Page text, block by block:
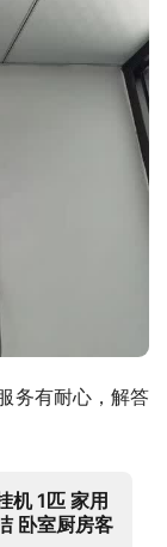
务有耐心，解答
机 1匹 家用
卧室厨房客